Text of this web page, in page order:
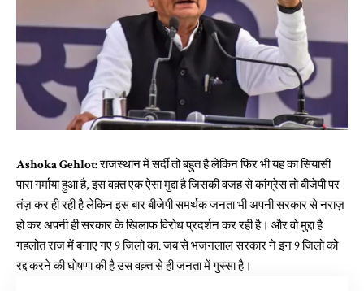
Ashoka Gehlot:राजस्थान में सर्दी तो बहुत है लेकिन फिर भी यह का सियासी
पारा गर्माया हुआ है, इस वक़्त एक ऐसा मुद्दा है जिसकी वजह से कांग्रेस तो बीजेपी पर
तंज़ कर ही रही है लेकिन इस बार बीजेपी समर्थक जनता भी अपनी सरकार से नराज़
हो कर अपनी ही सरकार के खिलाफ विरोध प्रदर्शन कर रही है। और वो मुद्दा है
गहलोत राज में बनाए गए 9 जिलो का. जब से भजनलाल सरकार ने इन 9 जिलो को
रद्द करने की घोषणा की है उस वक़्त से ही जनता में गुस्सा है।